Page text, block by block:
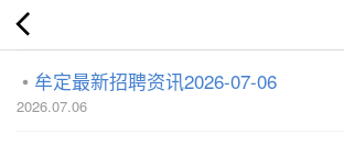
牟定最新招聘资讯2026-07-06
2026.07.06